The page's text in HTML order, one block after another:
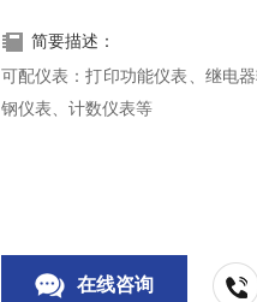
简要描述：
可配仪表：打印功能仪表、继电
钢仪表、计数仪表等
在线咨询